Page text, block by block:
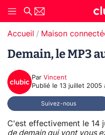
Accueil Maison
Demain, le MP3
Par Vincent
Publié le 13 juillet 2005
Suivez-nous
C'est effectivement le 14
de demain qui vont vous